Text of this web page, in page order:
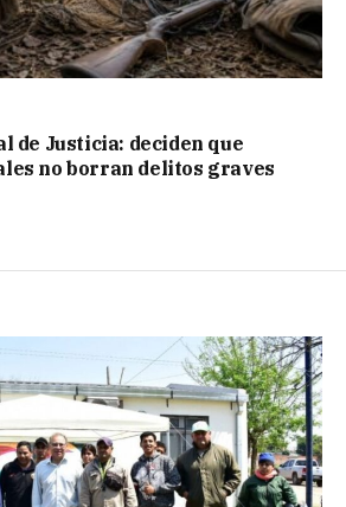
de Justicia: deciden que
no borran delitos graves